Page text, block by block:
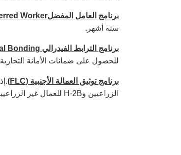
برنامج العامل المفضلWorker
ستة أشهر.
برنامج الترابط الفيدرالي Bonding
للحصول على ضمانات الأمانة التجارية. وحقق
برنامج توثيق العمالة الأجنبية (FLC
)
الزراعيين وH-2B للعمال غير الزراعيين مع الامتثال للمتطلبات ذات الصلة.